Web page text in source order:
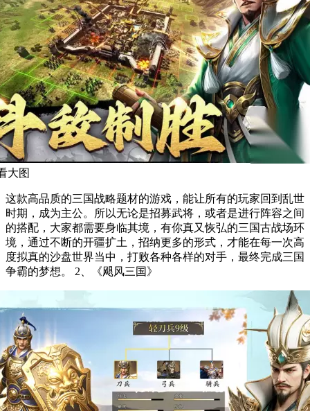
大图
这款高品质的三国战略题材的游戏，能让所有的玩家回到乱世
时期，成为主公。所以无论是招募武将，或者是进行阵容之间
的搭配，大家都需要身临其境，有你真又恢弘的三国古战场环
境，通过不断的开疆扩土，招纳更多的形式，才能在每一次高
度拟真的沙盘世界当中，打败各种各样的对手，最终完成三国
争霸的梦想。 2、《飓风三国》